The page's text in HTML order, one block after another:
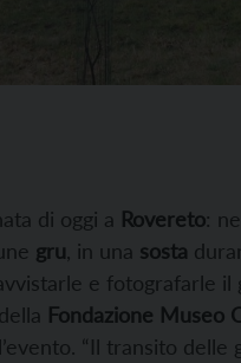
di oggi a Rovereto:
gru , in una sosta
e fotografarle il
Fondazione Museo
“Il transito delle